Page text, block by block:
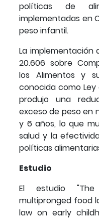
políticas de
implementadas en
peso infantil.
La implementación
20.606 sobre
los Alimentos y
conocida como Ley
produjo una
exceso de peso en
y 6 años, lo que
salud y la
políticas
Estudio
El estudio
multipronged food
law on early